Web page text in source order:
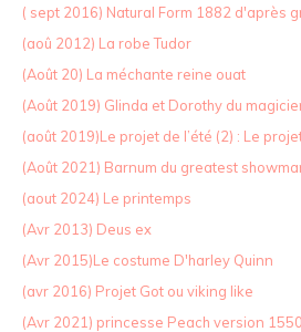
( sept 2016) Natural Form 1882 d'après
(aoû 2012) La robe Tudor
(Août 20) La méchante reine ouat
(Août 2019) Glinda et Dorothy du
(août 2019)Le projet de l’été (2) : Le
(Août 2021) Barnum du greatest
(aout 2024) Le printemps
(Avr 2013) Deus ex
(Avr 2015)Le costume D'harley Quinn
(avr 2016) Projet Got ou viking like
(Avr 2021) princesse Peach version 1550